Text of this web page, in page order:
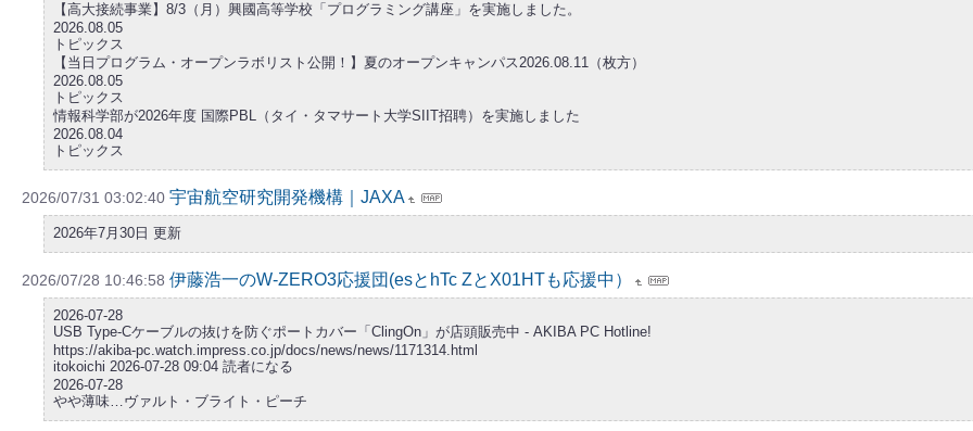
【高大接続事業】8/3（月）興國高等学校「プログラミング講座」を実施しました。
2026.08.05
トピックス
【当日プログラム・オープンラボリスト公開！】夏のオープンキャンパス2026.08.11（枚方）
2026.08.05
トピックス
情報科学部が2026年度 国際PBL（タイ・タマサート大学SIIT招聘）を実施しました
2026.08.04
トピックス
2026/07/31 03:02:40 宇宙航空研究開発機構｜JAXA
2026年7月30日 更新
2026/07/28 10:46:58 伊藤浩一のW-ZERO3応援団(esとhTc ZとX01HTも応援中）
2026-07-28
USB Type-Cケーブルの抜けを防ぐポートカバー「ClingOn」が店頭販売中 - AKIBA PC Hotline!
https://akiba-pc.watch.impress.co.jp/docs/news/news/1171314.html
itokoichi 2026-07-28 09:04 読者になる
2026-07-28
やや薄味…ヴァルト・ブライト・ピーチ